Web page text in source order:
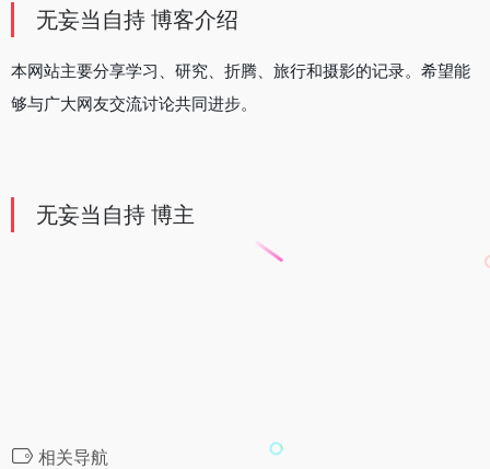
无妄当自持 博客介绍
本网站主要分享学习、研究、折腾、旅行和摄影的记录。希望能
够与广大网友交流讨论共同进步。
无妄当自持 博主
相关导航